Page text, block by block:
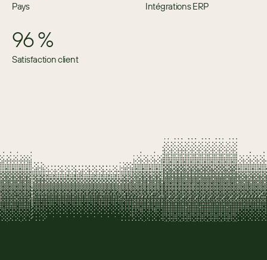
Pays Intégrations ERP
96 %
Satisfaction client